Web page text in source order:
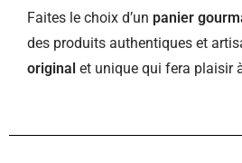
Faites le choix d’un panier
des produits authentiques et
original et unique qui fera plaisir